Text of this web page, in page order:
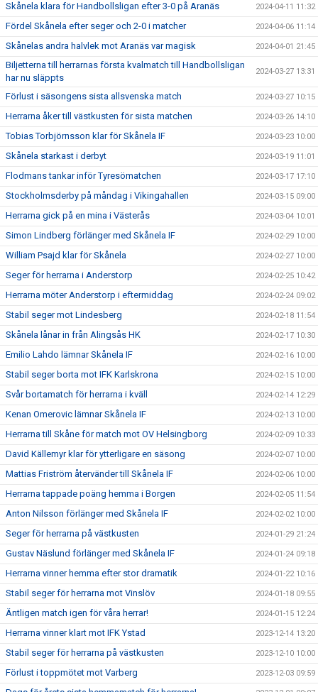
Skånela klara för Handbollsligan efter 3-0 på Aranäs 2024-04-11 11:32
Fördel Skånela efter seger och 2-0 i matcher 2024-04-06 11:14
Skånelas andra halvlek mot Aranäs var magisk 2024-04-01 21:45
Biljetterna till herrarnas första kvalmatch till Handbollsligan
har nu släppts
2024-03-27 13:31
Förlust i säsongens sista allsvenska match 2024-03-27 10:15
Herrarna åker till västkusten för sista matchen 2024-03-26 14:10
Tobias Torbjörnsson klar för Skånela IF 2024-03-23 10:00
Skånela starkast i derbyt 2024-03-19 11:01
Flodmans tankar inför Tyresömatchen 2024-03-17 17:10
Stockholmsderby på måndag i Vikingahallen 2024-03-15 09:00
Herrarna gick på en mina i Västerås 2024-03-04 10:01
Simon Lindberg förlänger med Skånela IF 2024-02-29 10:00
William Psajd klar för Skånela 2024-02-27 10:00
Seger för herrarna i Anderstorp 2024-02-25 10:42
Herrarna möter Anderstorp i eftermiddag 2024-02-24 09:02
Stabil seger mot Lindesberg 2024-02-18 11:54
Skånela lånar in från Alingsås HK 2024-02-17 10:30
Emilio Lahdo lämnar Skånela IF 2024-02-16 10:00
Stabil seger borta mot IFK Karlskrona 2024-02-15 10:00
Svår bortamatch för herrarna i kväll 2024-02-14 12:29
Kenan Omerovic lämnar Skånela IF 2024-02-13 10:00
Herrarna till Skåne för match mot OV Helsingborg 2024-02-09 10:33
David Källemyr klar för ytterligare en säsong 2024-02-07 10:00
Mattias Friström återvänder till Skånela IF 2024-02-06 10:00
Herrarna tappade poäng hemma i Borgen 2024-02-05 11:54
Anton Nilsson förlänger med Skånela IF 2024-02-02 10:00
Seger för herrarna på västkusten 2024-01-29 21:24
Gustav Näslund förlänger med Skånela IF 2024-01-24 09:18
Herrarna vinner hemma efter stor dramatik 2024-01-22 10:16
Stabil seger för herrarna mot Vinslöv 2024-01-18 09:55
Äntligen match igen för våra herrar! 2024-01-15 12:24
Herrarna vinner klart mot IFK Ystad 2023-12-14 13:20
Stabil seger för herrarna på västkusten 2023-12-10 10:00
Förlust i toppmötet mot Varberg 2023-12-03 09:59